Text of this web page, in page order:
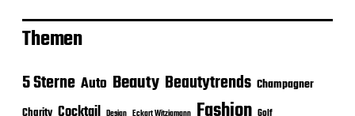
Themen
5 Sterne Auto Beauty Beautytrends Champagner
Eckart Witzigmann